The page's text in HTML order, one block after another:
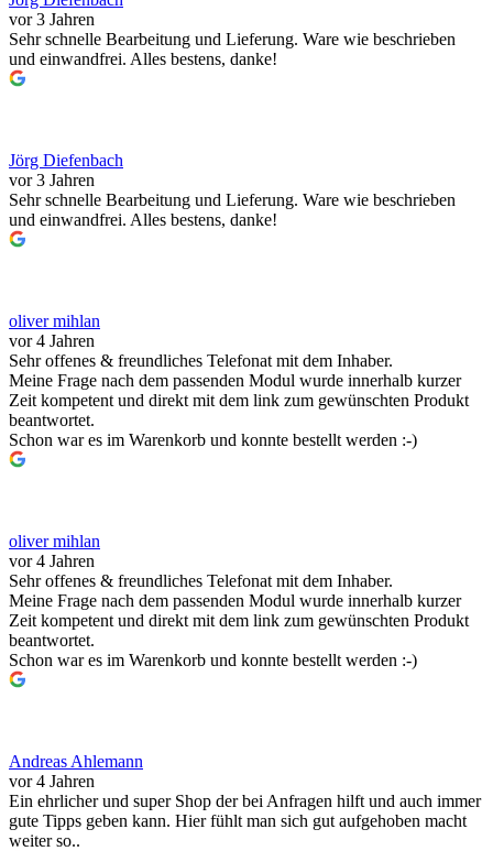
vor 3 Jahren
Sehr schnelle Bearbeitung und Lieferung. Ware wie beschrieben
und einwandfrei. Alles bestens, danke!
Jörg Diefenbach
vor 3 Jahren
Sehr schnelle Bearbeitung und Lieferung. Ware wie beschrieben
und einwandfrei. Alles bestens, danke!
oliver mihlan
vor 4 Jahren
Sehr offenes & freundliches Telefonat mit dem Inhaber.
Meine Frage nach dem passenden Modul wurde innerhalb kurzer
Zeit kompetent und direkt mit dem link zum gewünschten Produkt
beantwortet.
Schon war es im Warenkorb und konnte bestellt werden :-)
oliver mihlan
vor 4 Jahren
Sehr offenes & freundliches Telefonat mit dem Inhaber.
Meine Frage nach dem passenden Modul wurde innerhalb kurzer
Zeit kompetent und direkt mit dem link zum gewünschten Produkt
beantwortet.
Schon war es im Warenkorb und konnte bestellt werden :-)
Andreas Ahlemann
vor 4 Jahren
Ein ehrlicher und super Shop der bei Anfragen hilft und auch immer
gute Tipps geben kann. Hier fühlt man sich gut aufgehoben macht
weiter so..